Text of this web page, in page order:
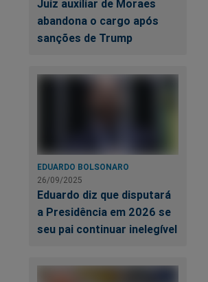
Juiz auxiliar de Moraes
abandona o cargo após
sanções de Trump
EDUARDO BOLSONARO
26/09/2025
Eduardo diz que disputará
a Presidência em 2026 se
seu pai continuar inelegível